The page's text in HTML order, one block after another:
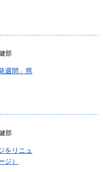
部
週間」県
部
をリニュ
ジ）